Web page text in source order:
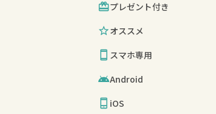
プレゼント付き
オススメ
スマホ専用
Android
iOS